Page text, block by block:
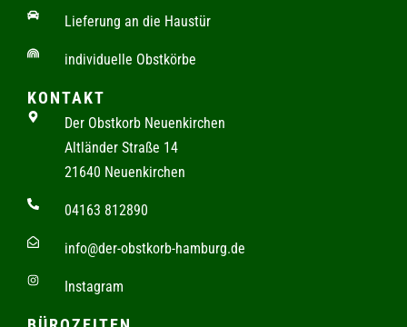
Lieferung an die Haustür
individuelle Obstkörbe
KONTAKT
Der Obstkorb Neuenkirchen
Altländer Straße 14
21640 Neuenkirchen
04163 812890
info@der-obstkorb-hamburg.de
Instagram